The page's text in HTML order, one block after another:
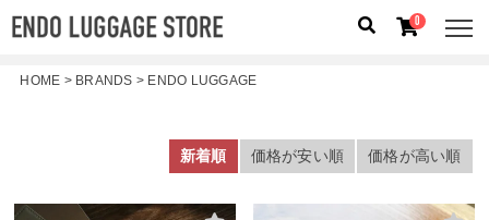
0
HOME BRANDS ENDO LUGGAGE
価格が安い順 価格が高い順
新着順